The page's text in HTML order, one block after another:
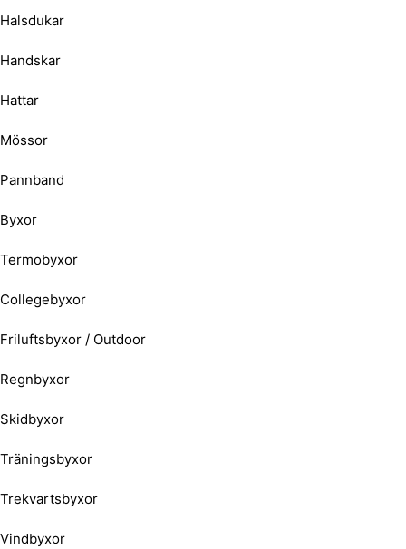
Halsdukar
Handskar
Hattar
Mössor
Pannband
Byxor
Termobyxor
Collegebyxor
Friluftsbyxor / Outdoor
Regnbyxor
Skidbyxor
Träningsbyxor
Trekvartsbyxor
Vindbyxor